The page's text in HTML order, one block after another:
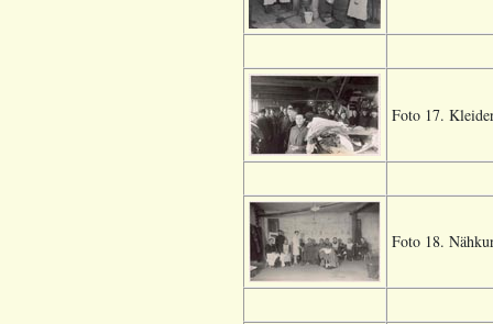
Foto 17.
Foto 18.